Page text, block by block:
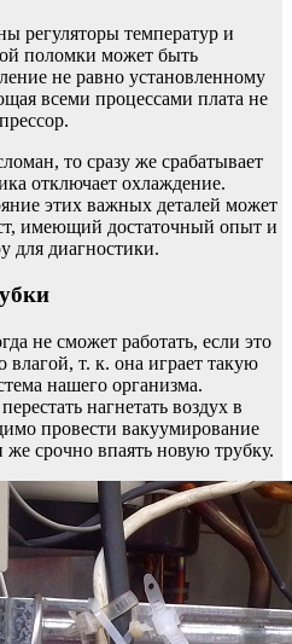
регуляторы температур и
поломки может быть
не равно установленному
всеми процессами плата не
то сразу же срабатывает
отключает охлаждение.
этих важных деталей может
имеющий достаточный опыт и
для диагностики.
не сможет работать, если это
влагой, т. к. она играет такую
нашего организма.
нагнетать воздух в
провести вакуумирование
срочно впаять новую трубку.